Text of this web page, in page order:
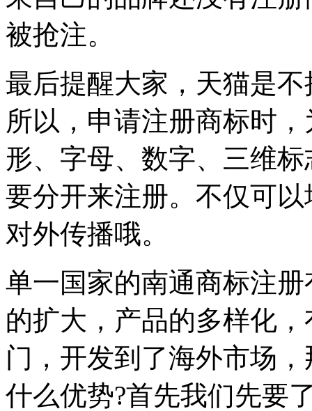
被抢注。
最后提醒大家，天猫是
所以，申请注册商标时
形、字母、数字、三维
要分开来注册。不仅可
对外传播哦。
单一国家的南通商标注
的扩大，产品的多样化
门，开发到了海外市场
什么优势?首先我们先要